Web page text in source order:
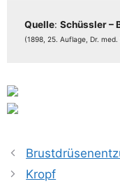
Quel­le: Schüss­ler –
(1898, 25. Auf­la­ge, Dr.
Kropf